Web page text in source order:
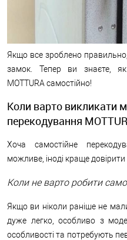
Якщо все зроблено
замок. Тепер ви знаєте,
MOTTURA самостійно!
Коли варто викликати
перекодування
Хоча самостійне
можливе, іноді краще
Коли не варто робити
Якщо ви ніколи раніше не
дуже легко, особливо з
особливості та потребують